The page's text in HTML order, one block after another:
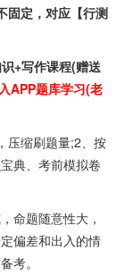
固定，对应【行测
+写作课程(赠送
APP题库学习(老
压缩刷题量;2、按
典、考前模拟卷
命题随意性大，
偏差和出入的情
考。